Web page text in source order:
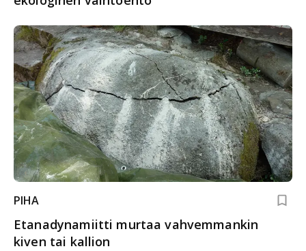
PIHA
Etanadynamiitti murtaa vahvemmankin
kiven tai kallion